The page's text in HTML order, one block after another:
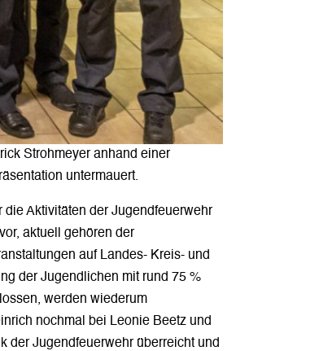
Strohmeyer anhand einer
untermauert.
Aktivitäten der Jugendfeuerwehr
aktuell gehören der
auf Landes- Kreis- und
der Jugendlichen mit rund 75 %
werden wiederum
nochmal bei Leonie Beetz und
der Jugendfeuerwehr überreicht und